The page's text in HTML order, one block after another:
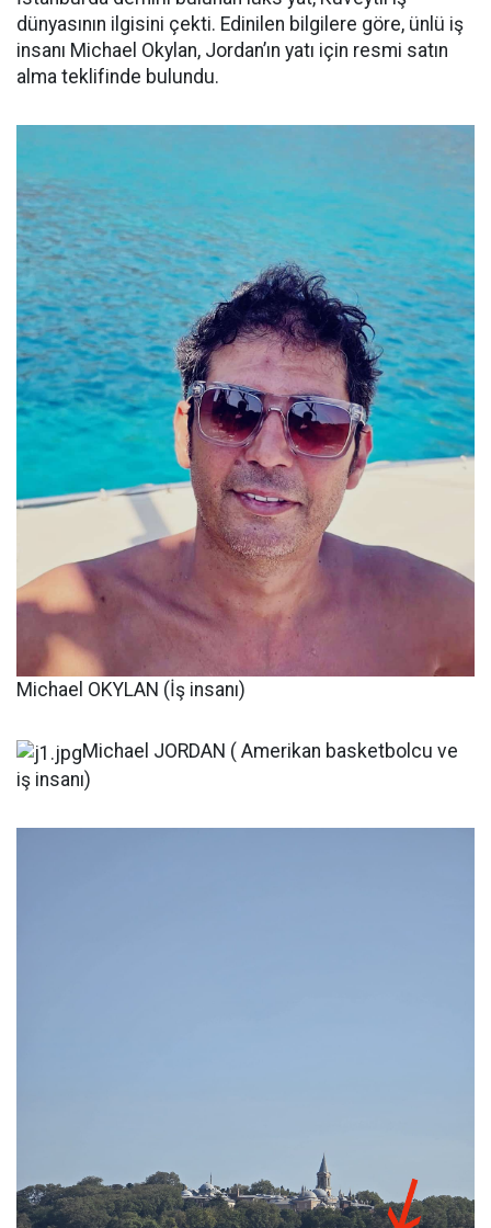
dünyasının ilgisini çekti. Edinilen bilgilere göre, ünlü iş
insanı Michael Okylan, Jordan’ın yatı için resmi satın
alma teklifinde bulundu.
Michael OKYLAN (İş insanı)
Michael JORDAN ( Amerikan basketbolcu ve
iş insanı)